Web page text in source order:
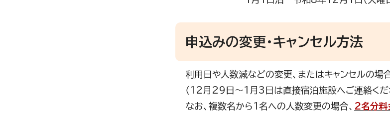
申込みの変更・キャンセル方法
利用日や人数減などの変更、またはキャンセルの場
（12月29日～1月3日は直接宿泊施設へご連絡くだ
なお、複数名から1名への人数変更の場合、 2名分料